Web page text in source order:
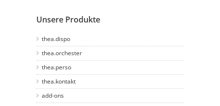
Unsere Produkte
thea.dispo
thea.orchester
thea.perso
thea.kontakt
add-ons